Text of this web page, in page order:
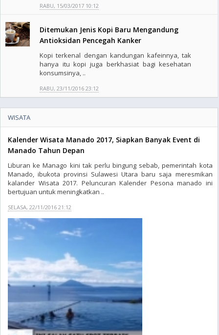
RABU, 15/03/2017 10:12
Ditemukan Jenis Kopi Baru Mengandung
Antioksidan Pencegah Kanker
Kopi terkenal dengan kandungan kafeinnya, tak
hanya itu kopi juga berkhasiat bagi kesehatan
konsumsinya, ..
RABU, 23/11/2016 23:12
WISATA
Kalender Wisata Manado 2017, Siapkan Banyak Event di
Manado Tahun Depan
Liburan ke Manago kini tak perlu bingung sebab, pemerintah kota
Manado, ibukota provinsi Sulawesi Utara baru saja meresmikan
kalander Wisata 2017. Peluncuran Kalender Pesona manado ini
bertujuan untuk meningkatkan ..
SELASA, 22/11/2016 21:12